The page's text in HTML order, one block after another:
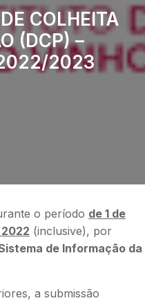
COLHEITA
(DCP) –
2023
o período de 1 de
(inclusive), por
de Informação da
a submissão